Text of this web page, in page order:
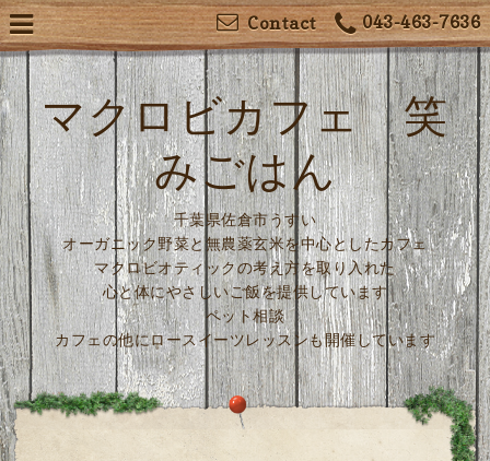
043-463-7636
Contact
マクロビカフェ 笑
みごはん
千葉県佐倉市うすい
オーガニック野菜と無農薬玄米を中心としたカフェ
マクロビオティックの考え方を取り入れた
心と体にやさしいご飯を提供しています
ペット相談
カフェの他にロースイーツレッスンも開催しています